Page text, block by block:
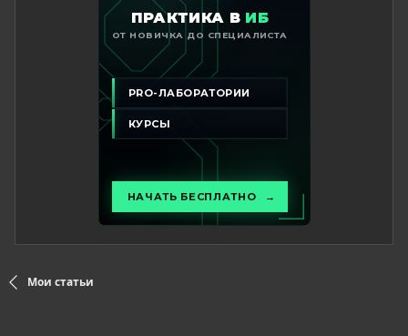
Мои статьи